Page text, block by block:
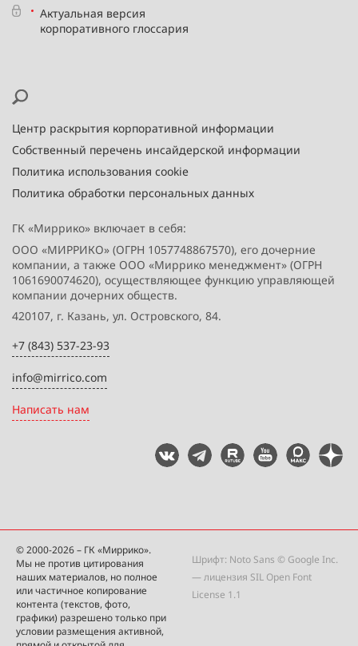
Актуальная версия
корпоративного глоссария
Центр раскрытия корпоративной информации
Собственный перечень инсайдерской информации
Политика использования cookie
Политика обработки персональных данных
ГК «Миррико» включает в себя:
ООО «МИРРИКО» (ОГРН 1057748867570), его дочерние
компании, а также ООО «Миррико менеджмент» (ОГРН
1061690074620), осуществляющее функцию управляющей
компании дочерних обществ.
420107, г. Казань, ул. Островского, 84.
+7 (843) 537-23-93
info@mirrico.com
Написать нам
© 2000-2026 – ГК «Миррико».
Мы не против цитирования
наших материалов, но полное
или частичное копирование
контента (текстов, фото,
графики) разрешено только при
условии размещения активной,
Шрифт: Noto Sans © Google Inc.
— лицензия SIL Open Font
License 1.1